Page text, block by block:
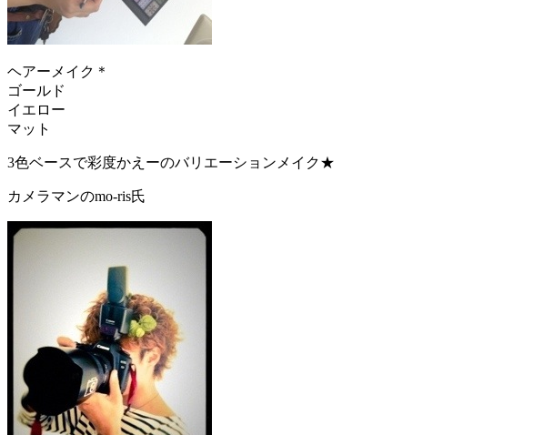
ヘアーメイク＊
ゴールド
イエロー
マット
3色ベースで彩度かえーのバリエーションメイク★
カメラマンのmo-ris氏